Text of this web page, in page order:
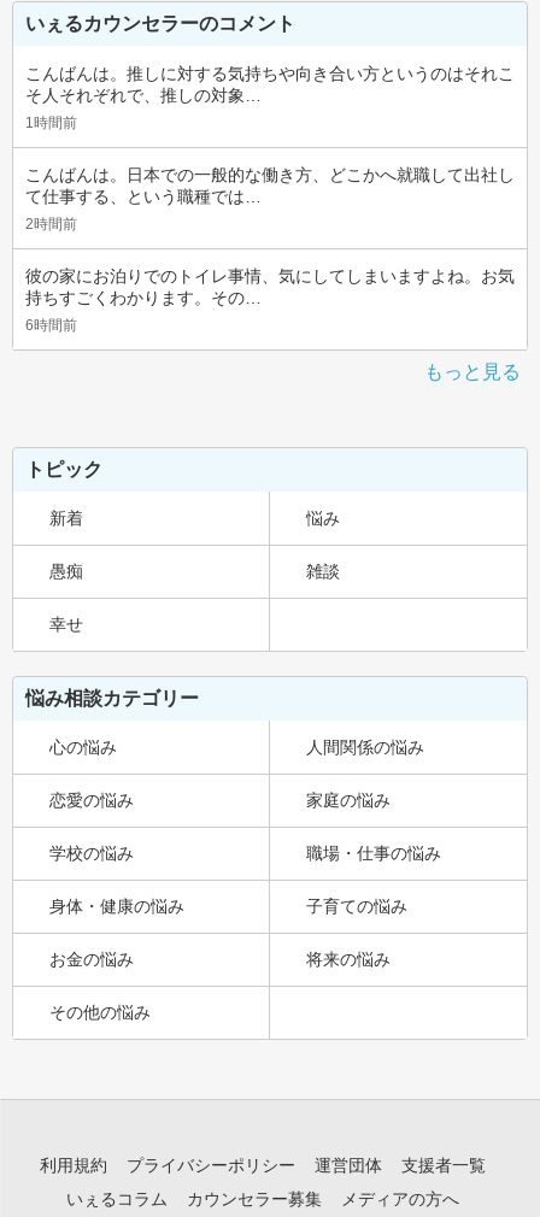
いぇるカウンセラーのコメント
こんばんは。推しに対する気持ちや向き合い方というのはそれこ
そ人それぞれで、推しの対象…
1時間前
こんばんは。日本での一般的な働き方、どこかへ就職して出社し
て仕事する、という職種では…
2時間前
彼の家にお泊りでのトイレ事情、気にしてしまいますよね。お気
持ちすごくわかります。その…
6時間前
もっと見る
トピック
新着 悩み
愚痴 雑談
幸せ
悩み相談カテゴリー
心の悩み 人間関係の悩み
恋愛の悩み 家庭の悩み
学校の悩み 職場・仕事の悩み
身体・健康の悩み 子育ての悩み
お金の悩み 将来の悩み
その他の悩み
利用規約 プライバシーポリシー 運営団体
支援者一覧
いぇるコラム
カウンセラー募集 メディアの方へ